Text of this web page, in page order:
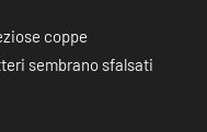
coppe
sembrano sfalsati